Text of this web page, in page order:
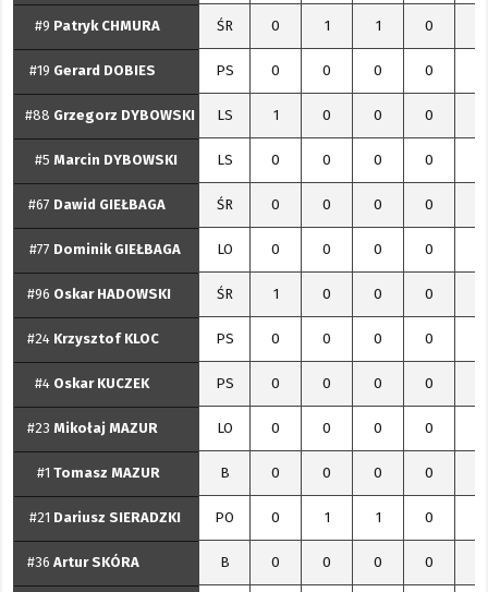
#9 Patryk CHMURA ŚR 0 1 1 0
#19 Gerard DOBIES PS 0 0 0 0
#88 Grzegorz DYBOWSKI LS 1 0 0 0
#5 Marcin DYBOWSKI LS 0 0 0 0
#67 Dawid GIEŁBAGA ŚR 0 0 0 0
#77 Dominik GIEŁBAGA LO 0 0 0 0
#96 Oskar HADOWSKI ŚR 1 0 0 0
#24 Krzysztof KLOC PS 0 0 0 0
#4 Oskar KUCZEK PS 0 0 0 0
#23 Mikołaj MAZUR LO 0 0 0 0
#1 Tomasz MAZUR B 0 0 0 0
#21 Dariusz SIERADZKI PO 0 1 1 0
#36 Artur SKÓRA B 0 0 0 0